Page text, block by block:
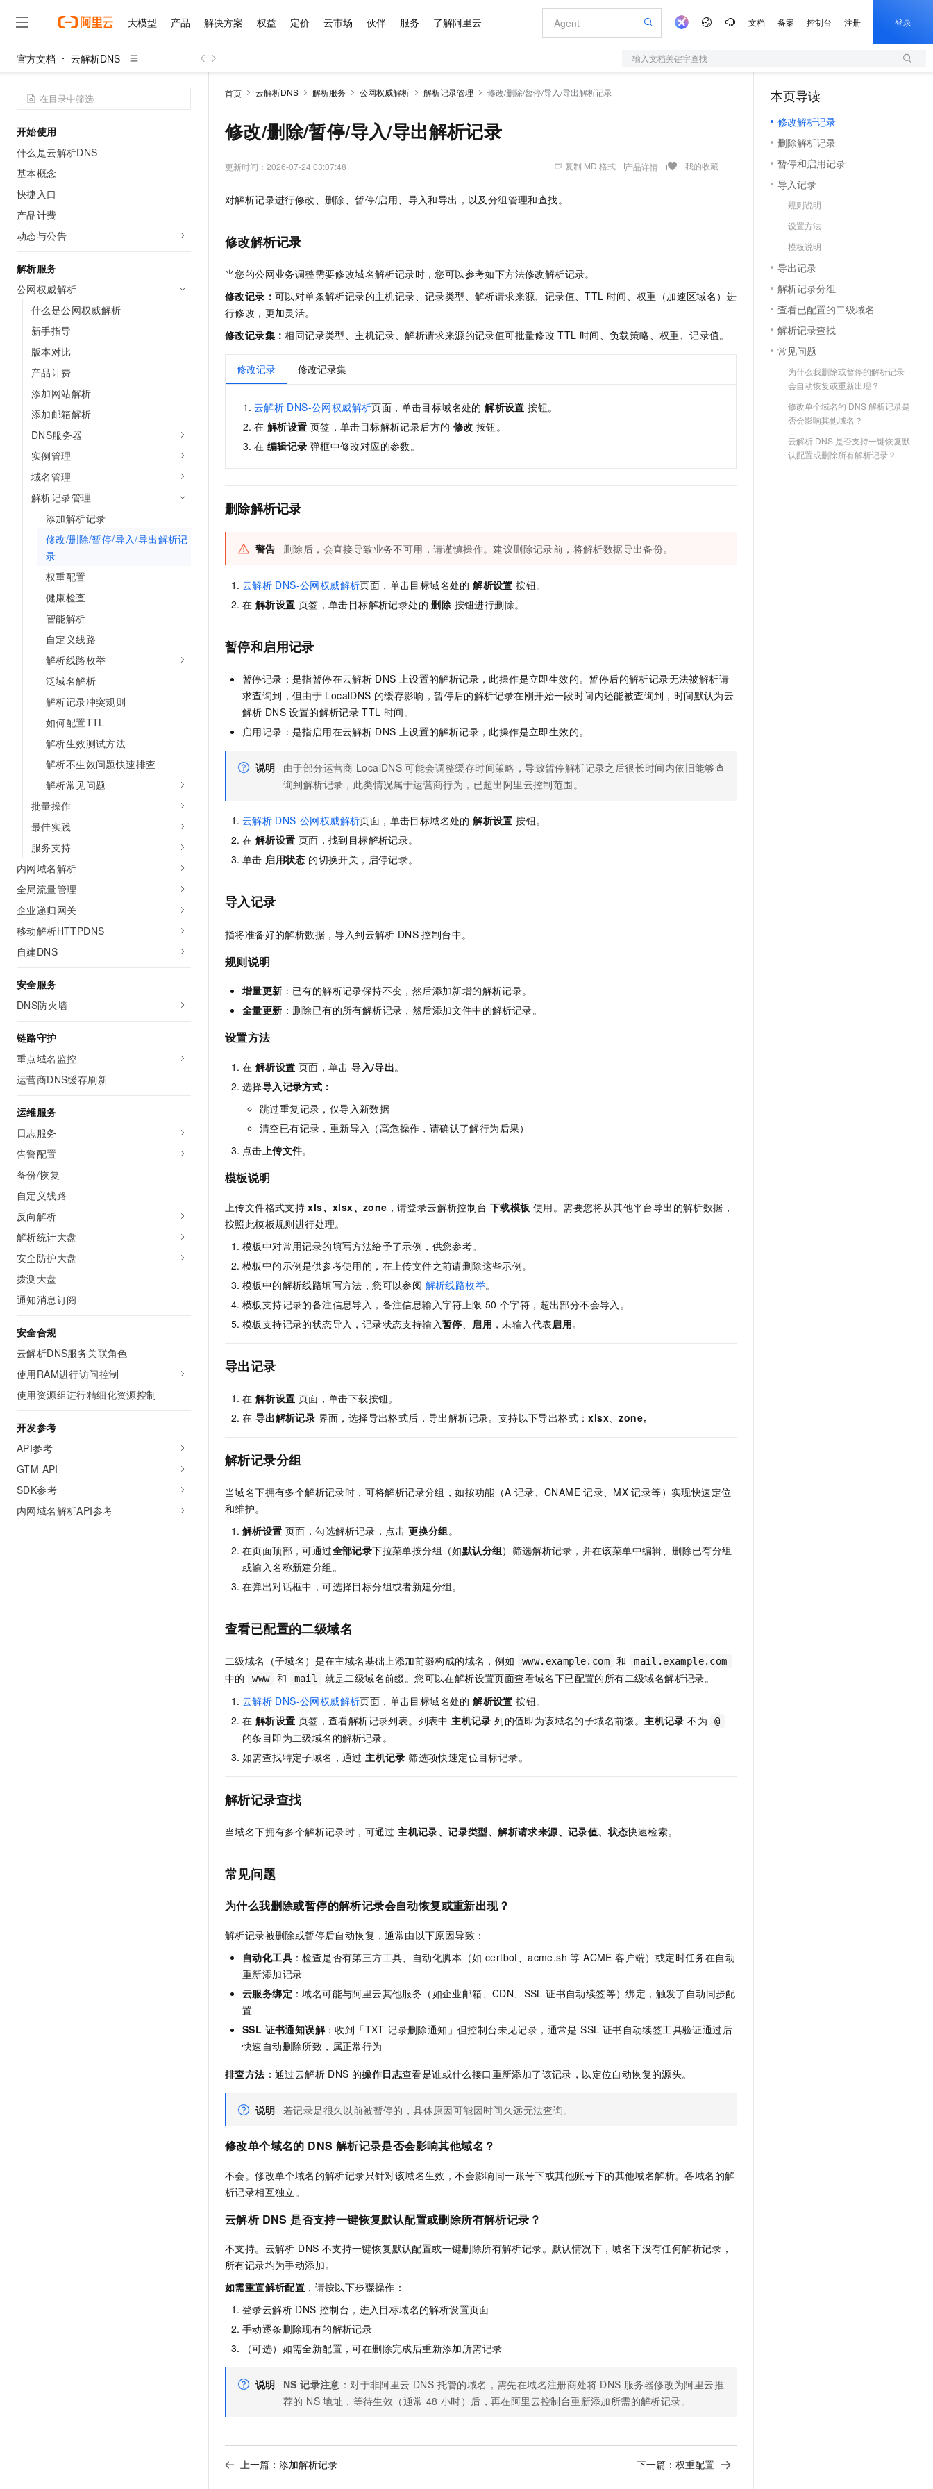
大模型 产品 解决方案 权益 定价 云市场 伙伴 服务 了解阿里云 文档 备案 控制台 注册 登录
官方文档 云解析DNS 输入文档关键字查找
开始使用
什么是云解析DNS
基本概念
快捷入口
产品计费
动态与公告
解析服务
公网权威解析
什么是公网权威解析
新手指导
版本对比
产品计费
添加网站解析
添加邮箱解析
DNS服务器
实例管理
域名管理
解析记录管理
添加解析记录
修改/删除/暂停/导入/导出解析记
录
权重配置
健康检查
智能解析
自定义线路
解析线路枚举
泛域名解析
解析记录冲突规则
如何配置TTL
解析生效测试方法
解析不生效问题快速排查
解析常见问题
批量操作
最佳实践
服务支持
内网域名解析
全局流量管理
企业递归网关
移动解析HTTPDNS
自建DNS
安全服务
DNS防火墙
链路守护
重点域名监控
运营商DNS缓存刷新
运维服务
日志服务
告警配置
备份/恢复
自定义线路
反向解析
解析统计大盘
安全防护大盘
拨测大盘
通知消息订阅
安全合规
云解析DNS服务关联角色
使用RAM进行访问控制
使用资源组进行精细化资源控制
开发参考
API参考
GTM API
SDK参考
内网域名解析API参考
首页 云解析DNS 解析服务 公网权威解析 解析记录管理 修改/删除/暂停/导入/导出解析记录
修改/删除/暂停/导入/导出解析记录
更新时间： 2026-07-24 03:07:48 复制 MD 格式 产品详情 我的收藏
对解析记录进行修改、删除、暂停/启用、导入和导出，以及分组管理和查找。
修改解析记录
当您的公网业务调整需要修改域名解析记录时，您可以参考如下方法修改解析记录。
修改记录 ：可以对单条解析记录的主机记录、记录类型、解析请求来源、记录值、TTL 时间、权重（加速区域名）进
行修改，更加灵活。
修改记录集 ：相同记录类型、主机记录、解析请求来源的记录值可批量修改 TTL 时间、负载策略、权重、记录值。
修改记录 修改记录集
云解析 DNS-公网权威解析页面，单击目标域名处的解析设置 按钮。
在 解析设置 页签，单击目标解析记录后方的 修改 按钮。
在 编辑记录 弹框中修改对应的参数。
删除解析记录
警告 删除后，会直接导致业务不可用，请谨慎操作。建议删除记录前，将解析数据导出备份。
云解析 DNS-公网权威解析页面，单击目标域名处的解析设置 按钮。
在 解析设置 页签，单击目标解析记录处的删除 按钮进行删除。
暂停和启用记录
暂停记录：是指暂停在云解析 DNS 上设置的解析记录，此操作是立即生效的。暂停后的解析记录无法被解析请
求查询到，但由于 LocalDNS 的缓存影响，暂停后的解析记录在刚开始一段时间内还能被查询到，时间默认为云
解析 DNS 设置的解析记录 TTL 时间。
启用记录：是指启用在云解析 DNS 上设置的解析记录，此操作是立即生效的。
说明 由于部分运营商 LocalDNS 可能会调整缓存时间策略，导致暂停解析记录之后很长时间内依旧能够查
询到解析记录，此类情况属于运营商行为，已超出阿里云控制范围。
云解析 DNS-公网权威解析页面，单击目标域名处的解析设置 按钮。
在 解析设置 页面，找到目标解析记录。
单击 启用状态 的切换开关，启停记录。
导入记录
指将准备好的解析数据，导入到云解析 DNS 控制台中。
规则说明
增量更新 ：已有的解析记录保持不变，然后添加新增的解析记录。
全量更新 ：删除已有的所有解析记录，然后添加文件中的解析记录。
设置方法
在 解析设置 页面，单击导入/导出。
选择导入记录方式：
跳过重复记录，仅导入新数据
清空已有记录，重新导入（高危操作，请确认了解行为后果）
点击 上传文件。
模板说明
上传文件格式支持 xls、xlsx、zone ，请登录云解析控制台 下载模板 使用。需要您将从其他平台导出的解析数据，
按照此模板规则进行处理。
模板中对常用记录的填写方法给予了示例，供您参考。
模板中的示例是供参考使用的，在上传文件之前请删除这些示例。
模板中的解析线路填写方法，您可以参阅 解析线路枚举。
模板支持记录的备注信息导入，备注信息输入字符上限 50 个字符，超出部分不会导入。
模板支持记录的状态导入，记录状态支持输入暂停 启用 ，未输入代表启用。
导出记录
在 解析设置 页面，单击下载按钮。
在 导出解析记录 界面，选择导出格式后，导出解析记录。支持以下导出格式：xlsx 、zone。
解析记录分组
当域名下拥有多个解析记录时，可将解析记录分组，如按功能（A 记录、CNAME 记录、MX 记录等）实现快速定位
和维护。
解析设置 页面，勾选解析记录，点击更换分组 。
在页面顶部，可通过全部记录下拉菜单按分组（如默认分组）筛选解析记录，并在该菜单中编辑、删除已有分组
或输入名称新建分组。
在弹出对话框中，可选择目标分组或者新建分组。
查看已配置的二级域名
二级域名（子域名）是在主域名基础上添加前缀构成的域名，例如 www.example.com 和 mail.example.com
中的 www 和 mail
就是二级域名前缀。您可以在解析设置页面查看域名下已配置的所有二级域名解析记录。
云解析 DNS-公网权威解析页面，单击目标域名处的解析设置 按钮。
在 解析设置 页签，查看解析记录列表。列表中主机记录 列的值即为该域名的子域名前缀。主机记录 不为 @
的条目即为二级域名的解析记录。
如需查找特定子域名，通过主机记录 筛选项快速定位目标记录。
解析记录查找
当域名下拥有多个解析记录时，可通过 主机记录、记录类型、解析请求来源、记录值、状态快速检索。
常见问题
为什么我删除或暂停的解析记录会自动恢复或重新出现？
解析记录被删除或暂停后自动恢复，通常由以下原因导致：
自动化工具 ：检查是否有第三方工具、自动化脚本（如 certbot、acme.sh 等 ACME 客户端）或定时任务在自动
重新添加记录
云服务绑定 ：域名可能与阿里云其他服务（如企业邮箱、CDN、SSL 证书自动续签等）绑定，触发了自动同步配
置
SSL 证书通知误解：收到「TXT 记录删除通知」但控制台未见记录，通常是 SSL 证书自动续签工具验证通过后
快速自动删除所致，属正常行为
排查方法 ：通过云解析 DNS 的操作日志查看是谁或什么接口重新添加了该记录，以定位自动恢复的源头。
说明 若记录是很久以前被暂停的，具体原因可能因时间久远无法查询。
修改单个域名的 DNS 解析记录是否会影响其他域名？
不会。修改单个域名的解析记录只针对该域名生效，不会影响同一账号下或其他账号下的其他域名解析。各域名的解
析记录相互独立。
云解析 DNS 是否支持一键恢复默认配置或删除所有解析记录？
不支持。云解析 DNS 不支持一键恢复默认配置或一键删除所有解析记录。默认情况下，域名下没有任何解析记录，
所有记录均为手动添加。
如需重置解析配置 ，请按以下步骤操作：
登录云解析 DNS 控制台，进入目标域名的解析设置页面
手动逐条删除现有的解析记录
（可选）如需全新配置，可在删除完成后重新添加所需记录
说明 NS 记录注意 ：对于非阿里云 DNS 托管的域名，需先在域名注册商处将 DNS 服务器修改为阿里云推
荐的 NS 地址，等待生效（通常 48 小时）后，再在阿里云控制台重新添加所需的解析记录。
上一篇： 添加解析记录 下一篇： 权重配置
本页导读
修改解析记录
删除解析记录
暂停和启用记录
导入记录
规则说明
设置方法
模板说明
导出记录
解析记录分组
查看已配置的二级域名
解析记录查找
常见问题
为什么我删除或暂停的解析记录
会自动恢复或重新出现？
修改单个域名的 DNS 解析记录是
否会影响其他域名？
云解析 DNS 是否支持一键恢复默
认配置或删除所有解析记录？
大模型
千问AI平台 大模型服务平台百炼
能看、能想、能动手的多模态智能体模型
Qwen3-VL-Plus
旗舰 MoE 大模型，百万上下文与顶尖推理能力
GLM-5.2
图生视频，流畅自然，细节丰富
Wan2.7-T2V
语音识别与合成
大模型服务
千问AI平台-Token Plan NEW
个人版上线、团队版降价；千问3.8-Max首发发尝鲜
千问AI平台-模型体验
大模型服务平台百炼-应用模版
丰富多元化的应用模版和解决方案
大模型服务平台百炼-智能体
NEW
一站式AI生产力平台
智能客服平台，对话机器人、对话分析、智能外呼
大模型解决方案
快速部署 Dify，高效搭建 AI 应用
依托云原生高可用架构,实现Dify私有化部署
10分钟微调：让0.6B模型媲美235B模型
产品
精选产品
计算
容器
存储
网络与CDN
安全
中间件
大数据计算
媒体服务
域名与网站
终端用户计算
Serverless
开发工具
专有云
精选产品
大模型服务与应用平台
多元化、高性能、安全可靠的大模型服务
无影云电脑
随时随地安全接入的云上超级电脑
云解析DNS
云原生大数据计算服务 MaxCompute
面向分析的企业级SaaS模式云数据仓库
提供智能易用的域名与建站服务
人工智能平台 PAI 大模型
一站式AI开发、训练和推理服务
容器服务 Kubernetes 版 ACK
提供一站式管理容器应用的 K8s 服务
全托管，含MySQL、PostgreSQL、SQL Server、MariaDB多引擎
云防火墙
云原生的云上边界网络安全防护产品
轻量应用服务器
数字证书管理服务（原SSL证书）
实现全站HTTPS，呈现可信的WEB访问
解决方案
精选解决方案
互联网应用开发
大数据
现代化应用
安全
网络
可观测
上云与迁云
企业出海
政企业务
精选解决方案
上传文档即自动完成翻译和格式还原
Hermes Agent，打造自进化智能体
自主进化，持久记忆，越用越聪明
快速拥有专属 OpenClaw
5 分钟轻松部署专属 QwenPaw HOT
从聊天伙伴进化为能主动干活的本地数字员工
一键购买专属联机服务器，轻松开启游戏
Agency Agents：拥有专属领域专家
HappyHorse 打造一站式影视创作平台
漫剧工坊：一站式动画创作平台
快速生产连贯的高质量长漫剧
高效部署网站，快速应用到小程序
权益 普惠上云
云服务器38元/年起，超值低价云产品抢先购
推荐新用户得奖励，单订单最高返9万
云工开物
高校专属算力普惠，学生认证享300元代金券
免费试用
解决方案免费试用 新老同享
最高领取价值200元试用点，立即开启云上创新
AI 产品 免费试用
1亿+ 大模型 tokens 和 30+ 款产品免费体验
140+云产品 免费试用
产品新客免费试用，最长12个月
大模型ACA认证体验
助力企业全员 AI 认知与能力提升
AI 特惠
至高享 1亿+免费 tokens，加速 Al 应用落地
Token Plan 模型订阅计划 NEW
Qwen3.8-Max 首发尝鲜，限时加量 10 倍，夜间低至2折
万小智 AI 建站低至 15元/月
送.CN域名，送备案服务码
夜间 5 折，Qwen/Meoo/TokenPlan 客户专享
AI 场景体验
从图文生成到视频创作，一键激活电商全链路生产力
AI 短剧/漫剧
AI助力短剧漫剧创作，剧本、分镜、视频高效生成
AI智能应用，一键激活高效办公新体验
AI 活动
AI 生产力先锋
先锋实践拓展 AI 生产力的边界
飞天发布时刻
所见，即是所愿
AI 实训营
从基础到进阶，Agent 创客手把手教你
创新加速
覆盖90%+业务场景，专享组合折扣价
精选AI产品，从模型到应用全链提效
AI 用量加速计划
新老同享，达量后返
定价 产品定价
了解云产品的定价详情
云上成本管理
管理和优化成本
价格计算器
自助选配和估算价格
价格优势
配置报价器
阿里云 OPC 创新助力计划
Token 补贴，五大权
益加速 OPC 成功
云市场 精选商城
多端小程序
观测云
Tuya 物联网平台阿里云版
电子合同
畅捷通
Tableau 订阅
行业生态解决方案
开发者生态解决方案
数据与 API
手机三要素
OCR 文字识别
快递物流查询
OA 办公系统
财税管理
400电话
基础软件
WordPress
Red Hat
建站系统
专业服务
公司注册
SSL 证书
堡垒机
AI 应用及服务市场
伙伴 成为销售伙伴
咨询伙伴
销售伙伴合作计划
无影生态合作计划
Consulting Partner 合作计划
成为产品伙伴
产品生态伙伴
产品伙伴合作计划
成为服务伙伴
服务伙伴合作计划
Al MaaS 服务伙伴赋能合作
伙伴信用分合作计划
更多支持
合作伙伴培训与认证
查询合作伙伴
登录合作伙伴管理后台
服务 售前咨询
售后服务
自助服务
在线服务
短信专区
企业增值服务
专家技术服务
企业成长
阿里云认证 开发者社区
镜像站
我要反馈
我要投诉
了解阿里云 为什么选择阿里云
技术领先
分析师报告
研究报告与白皮书
天池大赛
AI 算法大赛
最佳实践
云上奥运之旅
看见新力量
市场活动
高校合作
科研合作
加入我们
校园招聘